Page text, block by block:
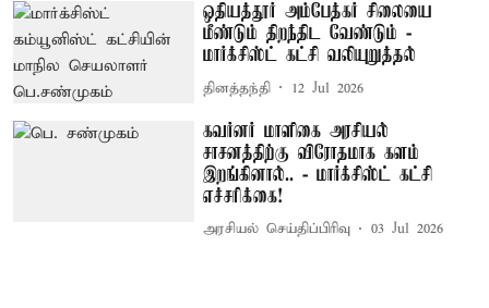
ஒதியத்தூர் அம்பேத்கர் சிலையை
மீண்டும் திறந்திட வேண்டும் -
மார்க்சிஸ்ட் கட்சி வலியுறுத்தல்
தினத்தந்தி 12 Jul 2026
கவர்னர் மாளிகை அரசியல்
சாசனத்திற்கு விரோதமாக களம்
இறங்கினால்.. - மார்க்சிஸ்ட் கட்சி
எச்சரிக்கை!
அரசியல் செய்திப்பிரிவு 03 Jul 2026